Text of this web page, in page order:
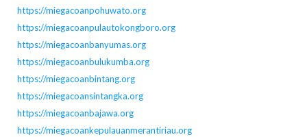
https://miegacoanpohuwato.org
https://miegacoanpulautokongboro.org
https://miegacoanbanyumas.org
https://miegacoanbulukumba.org
https://miegacoanbintang.org
https://miegacoansintangka.org
https://miegacoanbajawa.org
https://miegacoankepulauanmerantiriau.org